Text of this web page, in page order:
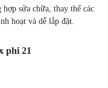
sửa chữa, thay thế các
hoạt và dễ lắp đặt.
phi 21